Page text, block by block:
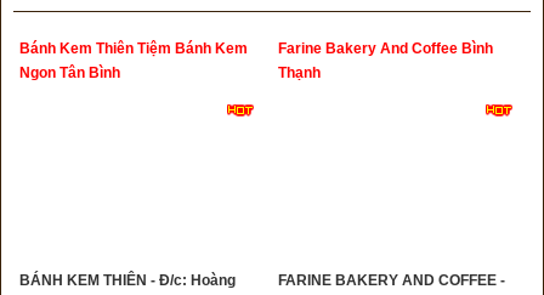
Bánh Kem Thiên Tiệm Bánh Kem
Ngon Tân Bình
BÁNH KEM THIÊN - Đ/c: Hoàng
Farine Bakery And Coffee Bình
Thạnh
FARINE BAKERY AND COFFEE -